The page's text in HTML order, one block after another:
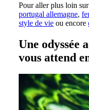
Pour aller plus loin
portugal allemagne,
style de vie ou encore
Une odyssée
vous attend